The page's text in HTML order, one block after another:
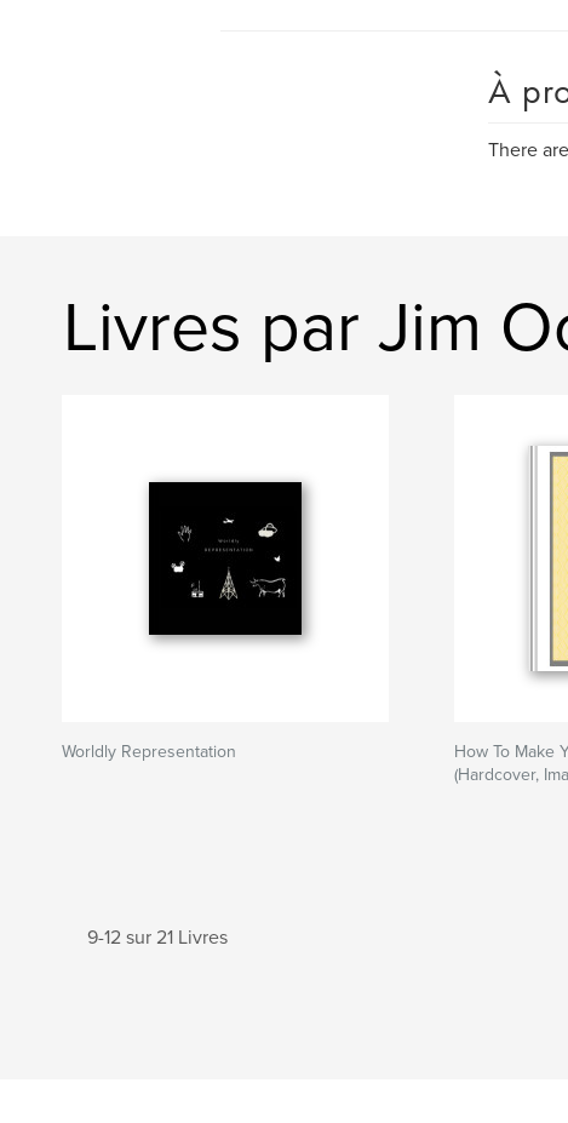
À
There
Livres par Jim
Worldly Representation
How To Make
(Hardcover,
9-12 sur 21 Livres